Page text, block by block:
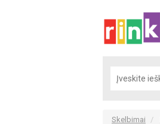
Skelbimai